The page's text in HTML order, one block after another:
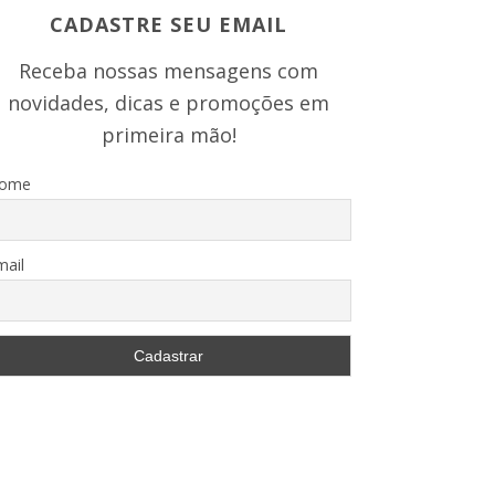
CADASTRE SEU EMAIL
Receba nossas mensagens com
novidades, dicas e promoções em
primeira mão!